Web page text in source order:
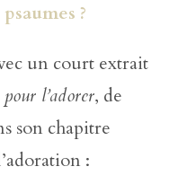
?
un court extrait
l’adorer, de
son chapitre
: